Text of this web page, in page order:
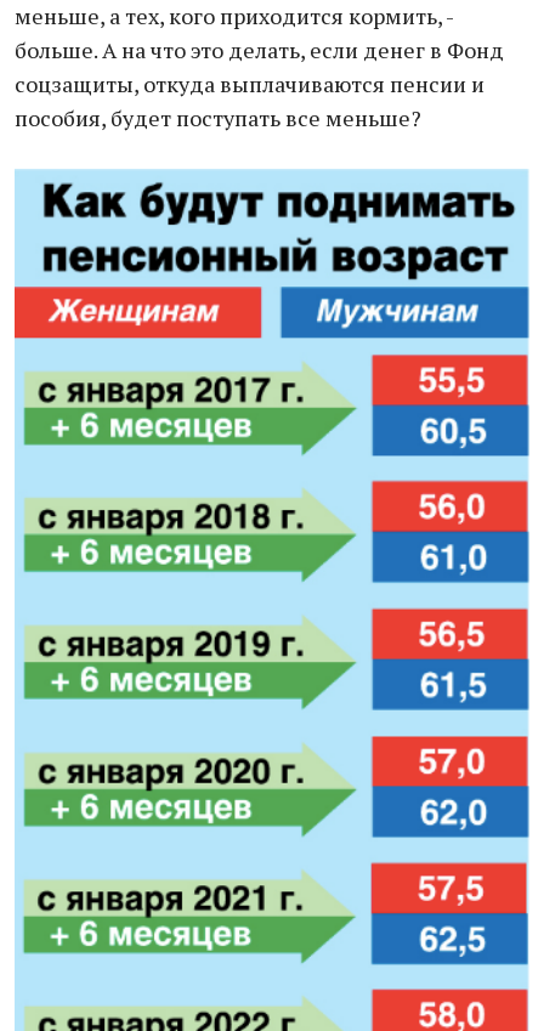
меньше, а тех, кого приходится кормить, -
больше. А на что это делать, если денег в Фонд
соцзащиты, откуда выплачиваются пенсии и
пособия, будет поступать все меньше?